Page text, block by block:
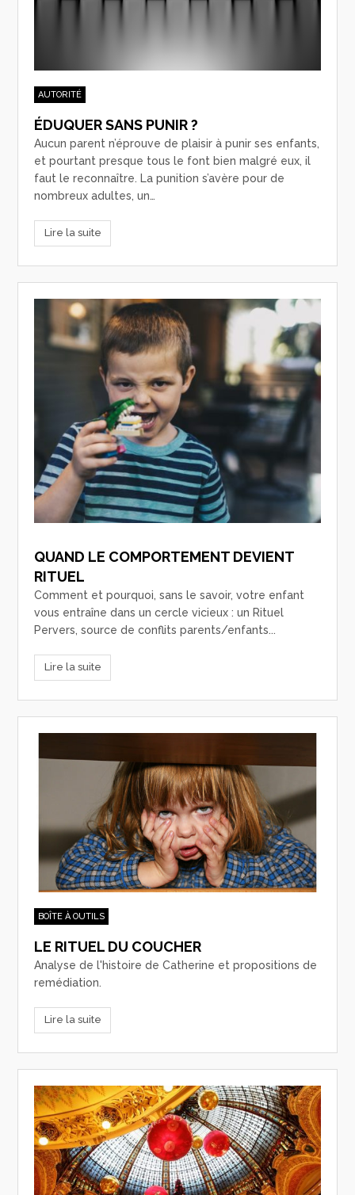
AUTORITÉ
ÉDUQUER SANS PUNIR ?
Aucun parent n’éprouve de plaisir à punir ses enfants,
et pourtant presque tous le font bien malgré eux, il
faut le reconnaître. La punition s’avère pour de
nombreux adultes, un…
Lire la suite
QUAND LE COMPORTEMENT DEVIENT
RITUEL
Comment et pourquoi, sans le savoir, votre enfant
vous entraîne dans un cercle vicieux : un Rituel
Pervers, source de conflits parents/enfants...
Lire la suite
BOÎTE À OUTILS
LE RITUEL DU COUCHER
Analyse de l'histoire de Catherine et propositions de
remédiation.
Lire la suite